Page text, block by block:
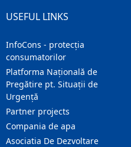
USEFUL LINKS
InfoCons - protecția
consumatorilor
Platforma Națională de
Pregătire pt. Situații de
Urgență
Partner projects
Compania de apa
Asociatia De Dezvoltare